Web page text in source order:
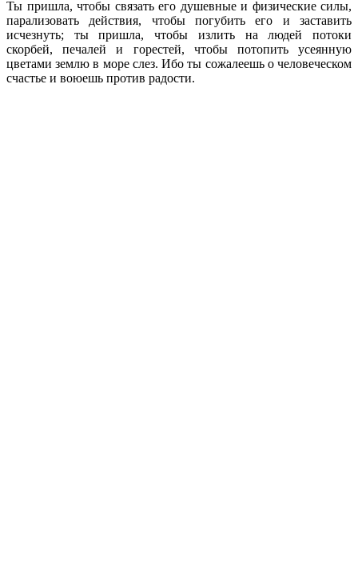
Ты пришла, чтобы связать его душевные и физические силы,
парализовать действия, чтобы погубить его и заставить
исчезнуть; ты пришла, чтобы излить на людей потоки
скорбей, печалей и горестей, чтобы потопить усеянную
цветами землю в море слез. Ибо ты сожалеешь о человеческом
счастье и воюешь против радости.